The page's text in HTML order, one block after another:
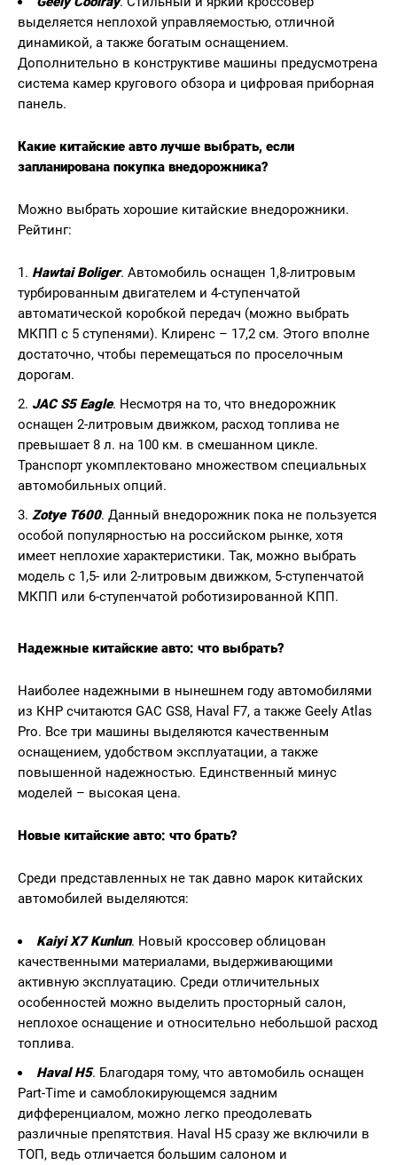
выделяется неплохой управляемостью, отличной
динамикой, а также богатым оснащением.
Дополнительно в конструктиве машины предусмотрена
система камер кругового обзора и цифровая приборная
панель.
Какие китайские авто лучше выбрать, если
запланирована покупка внедорожника?
Можно выбрать хорошие китайские внедорожники.
Рейтинг:
Hawtai Boliger. Автомобиль оснащен 1,8-литровым
турбированным двигателем и 4-ступенчатой
автоматической коробкой передач (можно выбрать
МКПП с 5 ступенями). Клиренс – 17,2 см. Этого вполне
достаточно, чтобы перемещаться по проселочным
дорогам.
JAC S5 Eagle. Несмотря на то, что внедорожник
оснащен 2-литровым движком, расход топлива не
превышает 8 л. на 100 км. в смешанном цикле.
Транспорт укомплектовано множеством специальных
автомобильных опций.
Zotye T600. Данный внедорожник пока не пользуется
особой популярностью на российском рынке, хотя
имеет неплохие характеристики. Так, можно выбрать
модель с 1,5- или 2-литровым движком, 5-ступенчатой
МКПП или 6-ступенчатой роботизированной КПП.
Надежные китайские авто: что выбрать?
Наиболее надежными в нынешнем году автомобилями
из КНР считаются GAC GS8, Haval F7, а также Geely Atlas
Pro. Все три машины выделяются качественным
оснащением, удобством эксплуатации, а также
повышенной надежностью. Единственный минус
моделей – высокая цена.
Новые китайские авто: что брать?
Среди представленных не так давно марок китайских
автомобилей выделяются:
Kaiyi X7 Kunlun. Новый кроссовер облицован
качественными материалами, выдерживающими
активную эксплуатацию. Среди отличительных
особенностей можно выделить просторный салон,
неплохое оснащение и относительно небольшой расход
топлива.
Haval H5. Благодаря тому, что автомобиль оснащен
Part-Time и самоблокирующемся задним
дифференциалом, можно легко преодолевать
различные препятствия. Haval H5 сразу же включили в
ТОП, ведь отличается большим салоном и